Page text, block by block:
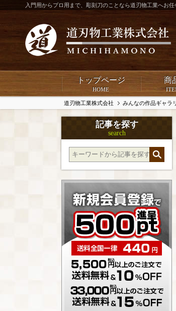
入門用からプロ用まで、彫刻刀のことなら道刃物工業へお任
トップページ
HOME
商
道刃物工業株式会社 みんなの作品ギャラ
記事を探す
search